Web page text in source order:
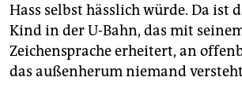
Hass selbst hässlich würde. Da ist
Kind in der U-Bahn, das mit
Zeichensprache erheitert, an
das außenherum niemand